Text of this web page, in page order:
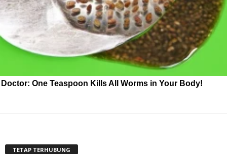
Doctor: One Teaspoon Kills All Worms in Your Body!
TETAP TERHUBUNG